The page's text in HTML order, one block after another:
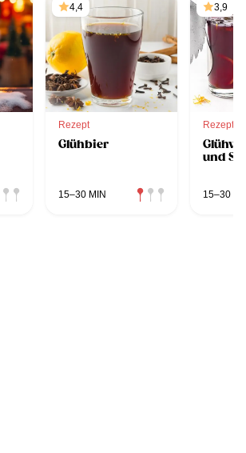
4,4
Rezept
Glühbier
15–30 MIN
3,9
Rezept
und
15–30